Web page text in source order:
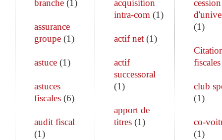
branche (1)
assurance
groupe (1)
astuce (1)
astuces
fiscales (6)
audit fiscal
(1)
acquisition
intra-com (1)
actif net(1)
actif
successoral
(1)
apport de
titres(1)
cession
(1)
fiscales
club
(1)
co-
(1)